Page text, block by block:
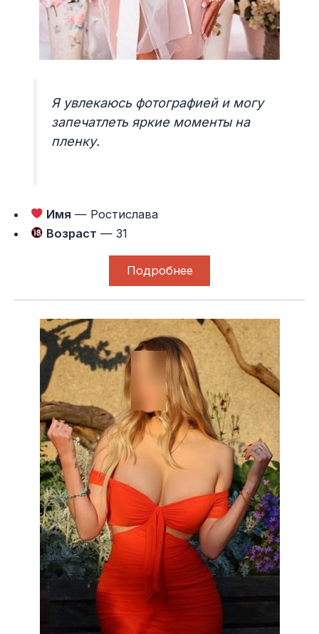
Я увлекаюсь фотографией и могу
запечатлеть яркие моменты на
пленку.
Имя — Ростислава
Возраст — 31
Подробнее